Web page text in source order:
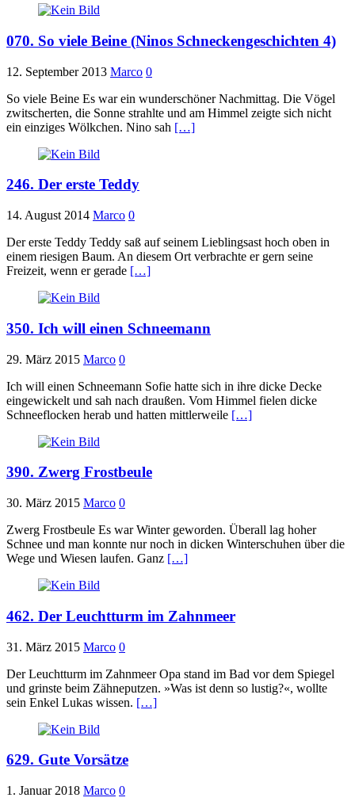
070. So viele Beine (Ninos Schneckengeschichten 4)
12. September 2013 Marco 0
So viele Beine Es war ein wunderschöner Nachmittag. Die Vögel
zwitscherten, die Sonne strahlte und am Himmel zeigte sich nicht
ein einziges Wölkchen. Nino sah […]
246. Der erste Teddy
14. August 2014 Marco 0
Der erste Teddy Teddy saß auf seinem Lieblingsast hoch oben in
einem riesigen Baum. An diesem Ort verbrachte er gern seine
Freizeit, wenn er gerade […]
350. Ich will einen Schneemann
29. März 2015 Marco 0
Ich will einen Schneemann Sofie hatte sich in ihre dicke Decke
eingewickelt und sah nach draußen. Vom Himmel fielen dicke
Schneeflocken herab und hatten mittlerweile […]
390. Zwerg Frostbeule
30. März 2015 Marco 0
Zwerg Frostbeule Es war Winter geworden. Überall lag hoher
Schnee und man konnte nur noch in dicken Winterschuhen über die
Wege und Wiesen laufen. Ganz […]
462. Der Leuchtturm im Zahnmeer
31. März 2015 Marco 0
Der Leuchtturm im Zahnmeer Opa stand im Bad vor dem Spiegel
und grinste beim Zähneputzen. »Was ist denn so lustig?«, wollte
sein Enkel Lukas wissen. […]
629. Gute Vorsätze
1. Januar 2018 Marco 0